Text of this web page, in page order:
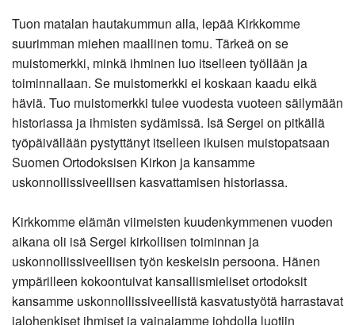
Tuon matalan hautakummun alla, lepää Kirkkomme
suurimman miehen maallinen tomu. Tärkeä on se
muistomerkki, minkä ihminen luo itselleen työllään ja
toiminnallaan. Se muistomerkki ei koskaan kaadu eikä
häviä. Tuo muistomerkki tulee vuodesta vuoteen säilymään
historiassa ja ihmisten sydämissä. Isä Sergei on pitkällä
työpäivällään pystyttänyt itselleen ikuisen muistopatsaan
Suomen Ortodoksisen Kirkon ja kansamme
uskonnollissiveellisen kasvattamisen historiassa.
Kirkkomme elämän viimeisten kuudenkymmenen vuoden
aikana oli isä Sergei kirkollisen toiminnan ja
uskonnollissiveellisen työn keskeisin persoona. Hänen
ympärilleen kokoontuivat kansallismieliset ortodoksit
kansamme uskonnollissiveellistä kasvatustyötä harrastavat
jalohenkiset ihmiset ja vainajamme johdolla luotiin